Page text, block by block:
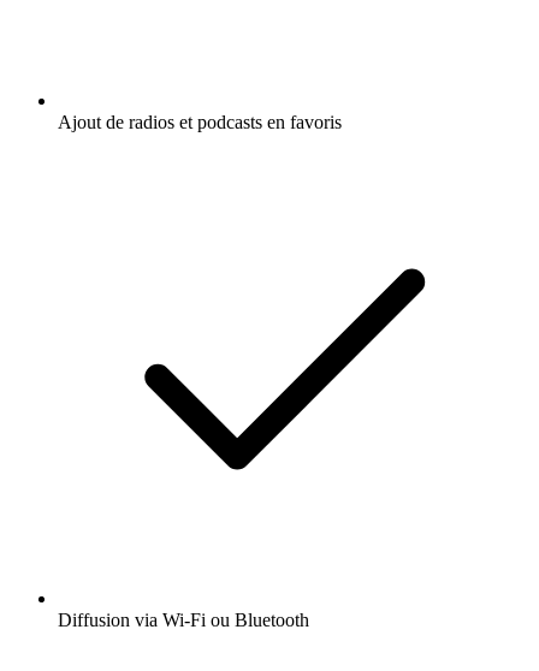
Ajout de radios et podcasts en favoris
Diffusion via Wi-Fi ou Bluetooth